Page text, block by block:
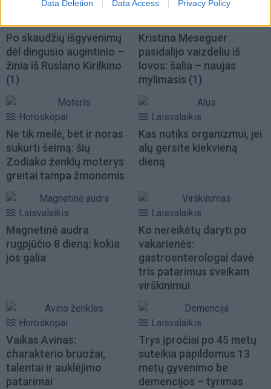
Data Deletion Data Access Privacy Policy
Po skaudžių išgyvenimų
dėl dingusio augintinio –
žinia iš Ruslano Kirilkino
(1)
Kristina Meseguer
pasidalijo vaizdeliu iš
lovos: šalia – naujas
mylimasis (1)
Horoskopai
Ne tik meilė, bet ir noras
sukurti šeimą: šių
Zodiako ženklų moterys
greitai tampa žmonomis
Laisvalaikis
Kas nutiks organizmui, jei
alų gersite kiekvieną
dieną
Laisvalaikis
Magnetinė audra
rugpjūčio 8 dieną: kokia
jos galia
Laisvalaikis
Ko nereikėtų daryti po
vakarienės:
gastroenterologai davė
tris patarimus sveikam
virškinimui
Horoskopai
Vaikas Avinas:
charakterio bruožai,
talentai ir auklėjimo
patarimai
Laisvalaikis
Trys įpročiai po 45 metų
suteikia papildomus 13
metų gyvenimo be
demencijos – tyrimas